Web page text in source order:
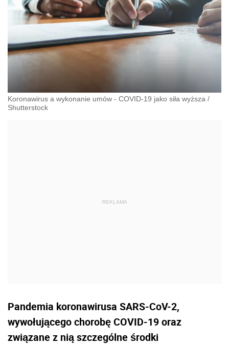
Koronawirus a wykonanie umów - COVID-19 jako siła wyższa /
Shutterstock
Pandemia koronawirusa SARS-CoV-2,
wywołującego chorobę COVID-19 oraz
związane z nią szczególne środki